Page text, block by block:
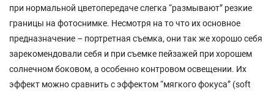
при нормальной цветопередаче слегка “размывают” резкие
границы на фотоснимке. Несмотря на то что их основное
предназначение – портретная съемка, они так же хорошо себя
зарекомендовали себя и при съемке пейзажей при хорошем
солнечном боковом, а особенно контровом освещении. Их
эффект можно сравнить с эффектом “мягкого фокуса” (soft